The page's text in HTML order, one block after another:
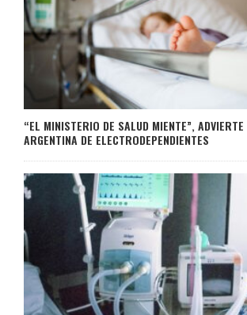
“EL MINISTERIO DE SALUD MIENTE”,
ARGENTINA DE ELECTRODEPENDIENTES